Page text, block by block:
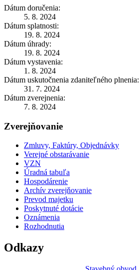
Dátum doručenia:
5. 8. 2024
Dátum splatnosti:
19. 8. 2024
Dátum úhrady:
19. 8. 2024
Dátum vystavenia:
1. 8. 2024
Dátum uskutočnenia zdaniteľného plnenia:
31. 7. 2024
Dátum zverejnenia:
7. 8. 2024
Zverejňovanie
Zmluvy, Faktúry, Objednávky
Verejné obstarávanie
VZN
Úradná tabuľa
Hospodárenie
Archív zverejňovanie
Prevod majetku
Poskytnuté dotácie
Oznámenia
Rozhodnutia
Odkazy